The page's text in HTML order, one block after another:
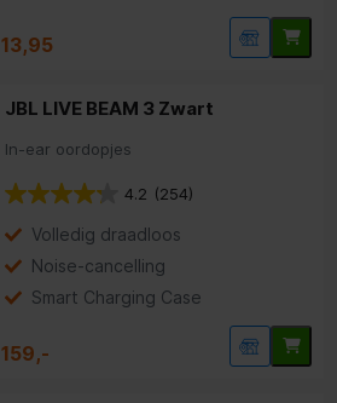
13,95
JBL LIVE BEAM 3 Zwart
In-ear oordopjes
4.2 (254)
Volledig draadloos
Noise-cancelling
Smart Charging Case
159,-